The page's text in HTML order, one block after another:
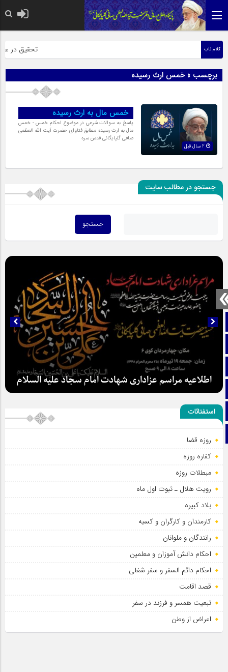
صفحه نخست
آپارات
اینستاگرام
کلام ناب تحقیق در
برچسب » خمس ارث رسیده
خمس مال به ارث رسیده
پاسخ به سوالات شرعی در موضوع احکام خمس - خمس
مال به ارث رسیده مطابق فتاوای حضرت آیت الله العظمی
صافی گلپایگانی قدس سره
جستجو در مطالب سایت
اطلاعیه مراسم عزاداری شهادت امام سجاد علیه السلام
استفتائات
روزه قضا
کفاره روزه
مبطلات روزه
رویت هلال ـ ثبوت اول ماه
بلاد کبیره
کارمندان و کارگران و کسبه
رانندگان و ملوانان
احکام دانش آموزان و معلمین
احکام دائم السفر و سفر شغلی
قصد اقامت
تبعیت همسر و فرزند در سفر
اعراض از وطن